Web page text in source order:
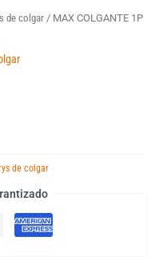
de colgar / MAX COLGANTE 1P
de colgar